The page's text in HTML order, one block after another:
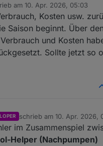
am 10. Apr. 2026, 05:03
editiert von
Kosten usw.
Saison beginnt. Über
und Kosten
Sollte jetzt so
schrieb am 10. Apr. 2026,
zuletzt editiert von
im Zusammenspiel
Helper (Nachpumpen)